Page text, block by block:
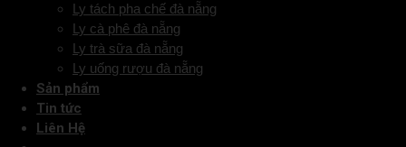
Ly tách pha chế đà nẵng
Ly cà phê đà nẵng
Ly trà sữa đà nẵng
Ly uống rượu đà nẵng
Sản phẩm
Tin tức
Liên Hệ